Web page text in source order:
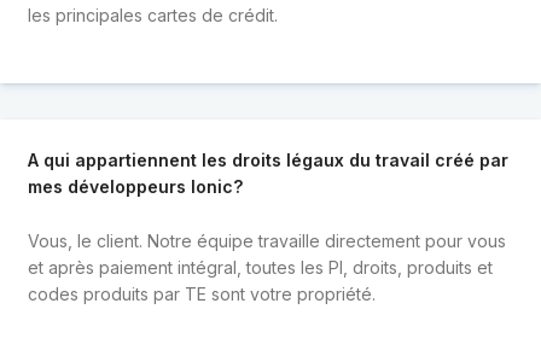
les principales cartes de crédit.
A qui appartiennent les droits légaux du travail créé par
mes développeurs Ionic?
Vous, le client. Notre équipe travaille directement pour vous
et après paiement intégral, toutes les PI, droits, produits et
codes produits par TE sont votre propriété.